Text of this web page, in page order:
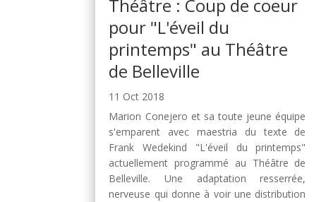
Théâtre : Coup de coeur
pour "L'éveil du
printemps" au Théâtre
de Belleville
11 Oct 2018
Marion Conejero et sa toute jeune équipe
s'emparent avec maestria du texte de
Frank Wedekind "L'éveil du printemps"
actuellement programmé au Théâtre de
Belleville. Une adaptation resserrée,
nerveuse qui donne à voir une distribution